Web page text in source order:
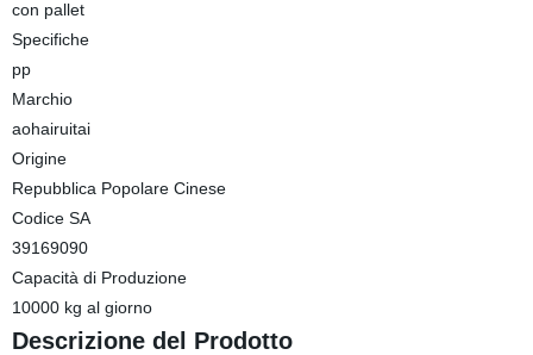
con pallet
Specifiche
pp
Marchio
aohairuitai
Origine
Repubblica Popolare Cinese
Codice SA
39169090
Capacità di Produzione
10000 kg al giorno
Descrizione del Prodotto